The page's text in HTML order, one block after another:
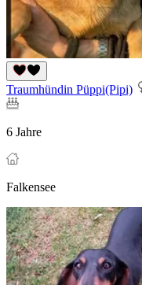
Traumhündin Püppi(Pipi)
6 Jahre
Falkensee